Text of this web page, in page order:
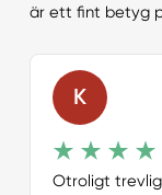
är ett fint betyg
K
Otroligt